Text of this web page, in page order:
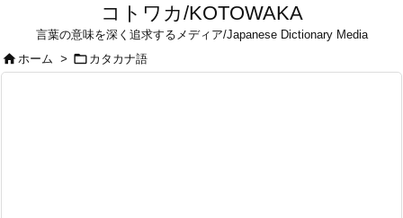
コトワカ/KOTOWAKA
言葉の意味を深く追求するメディア/Japanese Dictionary Media
ホーム >  カタカナ語